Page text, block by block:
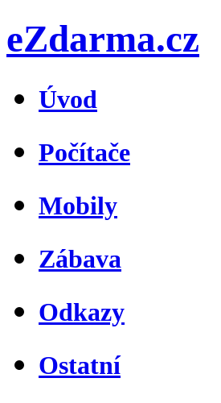
eZdarma.cz
Úvod
Počítače
Mobily
Zábava
Odkazy
Ostatní